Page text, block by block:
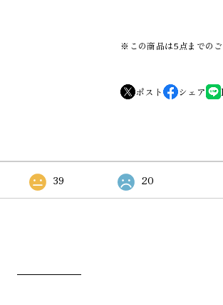
※この商品は5点までのご
ポスト シェア
39 20